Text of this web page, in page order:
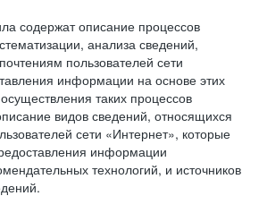
содержат описание процессов
анализа сведений,
пользователей сети
информации на основе этих
таких процессов
видов сведений, относящихся
сети «Интернет», которые
информации
технологий, и источников